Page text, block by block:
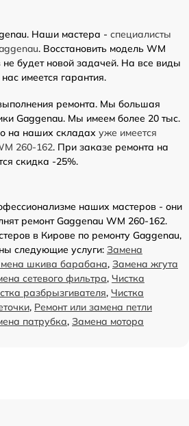
Наши мастера - специалисты
. Восстановить модель WM
не будет новой задачей. На все виды
имеется гарантия.
ремонта. Мы большая
Gaggenau. Мы имеем более 20 тыс.
на наших складах уже имеется
260-162. При заказе ремонта на
скидка -25%.
наших мастеров - они
ремонт Gaggenau WM 260-162.
в Кирове по ремонту Gaggenau,
следующие услуги: Замена
шкива барабана, Замена жгута
сетевого фильтра, Чистка
разбрызгивателя, Чистка
, Ремонт или замена петли
патрубка, Замена мотора